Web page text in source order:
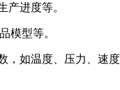
产进度等。
模型等。
，如温度、压力、速度